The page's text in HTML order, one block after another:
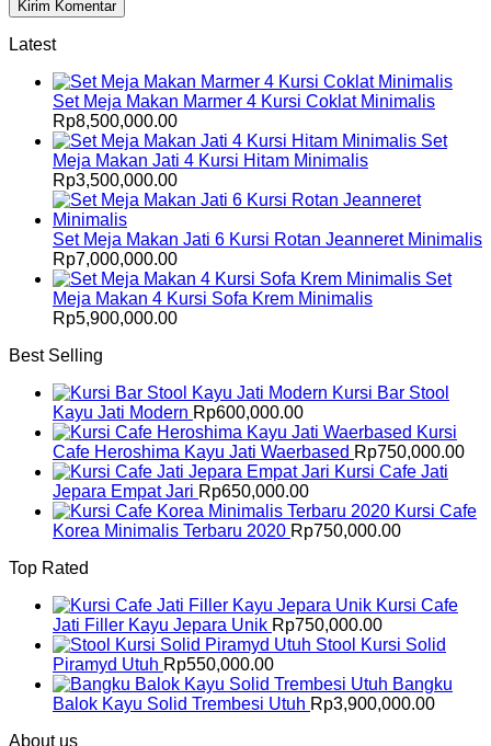
Latest
Set Meja Makan Marmer 4 Kursi Coklat Minimalis
Rp8,500,000.00
Set
Meja Makan Jati 4 Kursi Hitam Minimalis
Rp3,500,000.00
Set Meja Makan Jati 6 Kursi Rotan Jeanneret Minimalis
Rp7,000,000.00
Set
Meja Makan 4 Kursi Sofa Krem Minimalis
Rp5,900,000.00
Best Selling
Kursi Bar Stool
Kayu Jati Modern Rp600,000.00
Kursi
Cafe Heroshima Kayu Jati Waerbased Rp750,000.00
Kursi Cafe Jati
Jepara Empat Jari Rp650,000.00
Kursi Cafe
Korea Minimalis Terbaru 2020 Rp750,000.00
Top Rated
Kursi Cafe
Jati Filler Kayu Jepara Unik Rp750,000.00
Stool Kursi Solid
Piramyd Utuh Rp550,000.00
Bangku
Balok Kayu Solid Trembesi Utuh Rp3,900,000.00
About us